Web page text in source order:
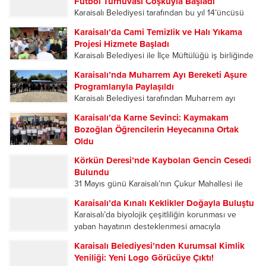
vatandaşların ilgisiyle karşılandı. Karaisalı’da
partililer, Ağıralioğlu’nu çiçeklerle karşıladı.
Karşılama programına Anahtar Parti Adana...
Karaisalı Belediyesi tarafından bu yıl 14’üncüsü
Turnuvası, düzenlenen açılış programıyla başladı.
Sporun ve dostluğun buluştuğu organizasyonun
ilk gününde oynanan karşılaşmalar
futbolseverlere heyecan dolu anlar yaşattı....
Karaisalı’da Cami Temizlik ve Halı Yıkama
Projesi Hizmete Başladı
Karaisalı Belediyesi ile İlçe Müftülüğü iş birliğinde
Halı Yıkama Projesi”, Kızıldağ Yaylası’ndaki
Ramazanoğlu Camii’nde düzenlenen programla
hizmete açıldı. Açılış programına Karaisalı
Kaymakamı Hüseyin...
Karaisalı’nda Muharrem Ayı Bereketi Aşure
Programlarıyla Paylaşıldı
Karaisalı Belediyesi tarafından Muharrem ayı
ilçe merkezi ile mahallelerde yoğun katılımla
gerçekleştirildi. Birlik, beraberlik ve paylaşma
kültürünün ön plana çıktığı etkinliklerde
vatandaşlar aynı sofrada buluştu....
Karaisalı’da Karne Sevinci: Kaymakam
Bozoğlan Öğrencilerin Heyecanına Ortak
Oldu
birlikte Karaisalı’da öğrenciler karne heyecanı
yaşadı. Karaisalı Kaymakamı Hüseyin Bozoğlan,
Eğlence İlkokulu-Ortaokulu’nda düzenlenen
karne dağıtım törenine katılarak öğrencilerin
sevincine ortak oldu. Törene Kaymakam
Hüseyin...
Körkün Deresi’nde Kaybolan Gencin Cesedi
Bulundu
31 Mayıs günü Karaisalı’nın Çukur Mahallesi ile
Köprüsü mevkisinde meydana gelen olayda.
Serinlemek amacıyla suya giren 25 yaşındaki
Ömer Talip Alptekin, bir süre sonra gözden...
Karaisalı’da Kınalı Keklikler Doğayla Buluştu
Karaisalı’da biyolojik çeşitliliğin korunması ve
yaban hayatının desteklenmesi amacıyla
kapsamında yüzlerce kınalı keklik doğal yaşam
alanlarına bırakıldı. Adana Doğa Koruma ve Milli
Karaisalı Belediyesi’nden Kurumsal Kimlik
Yeniliği: Yeni Logo Görücüye Çıktı!